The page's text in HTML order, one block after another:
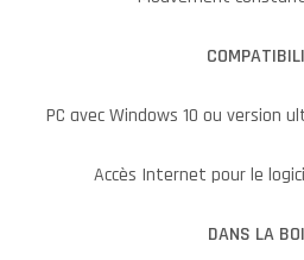
PC avec Windows 10 ou version
Accès Internet pour le
DANS LA